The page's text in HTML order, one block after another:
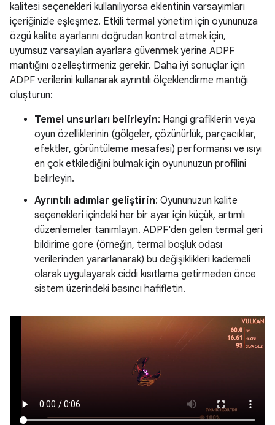
kalitesi seçenekleri kullanılıyorsa eklentinin varsayımları
içeriğinizle eşleşmez. Etkili termal yönetim için oyununuza
özgü kalite ayarlarını doğrudan kontrol etmek için,
uyumsuz varsayılan ayarlara güvenmek yerine ADPF
mantığını özelleştirmeniz gerekir. Daha iyi sonuçlar için
ADPF verilerini kullanarak ayrıntılı ölçeklendirme mantığı
oluşturun:
Temel unsurları belirleyin: Hangi grafiklerin veya
oyun özelliklerinin (gölgeler, çözünürlük, parçacıklar,
efektler, görüntüleme mesafesi) performansı ve ısıyı
en çok etkilediğini bulmak için oyununuzun profilini
belirleyin.
Ayrıntılı adımlar geliştirin: Oyununuzun kalite
seçenekleri içindeki her bir ayar için küçük, artımlı
düzenlemeler tanımlayın. ADPF'den gelen termal geri
bildirime göre (örneğin, termal boşluk odası
verilerinden yararlanarak) bu değişiklikleri kademeli
olarak uygulayarak ciddi kısıtlama getirmeden önce
sistem üzerindeki basıncı hafifletin.